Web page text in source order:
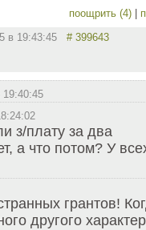
поощрить (4)
в 19:43:45 # 399643
19:40:45
з/плату за два
а что потом? У
грантов!
другого